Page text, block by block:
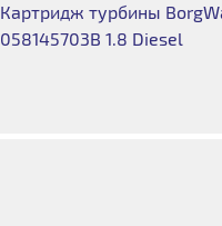
Картридж турбины
058145703B 1.8 Diesel